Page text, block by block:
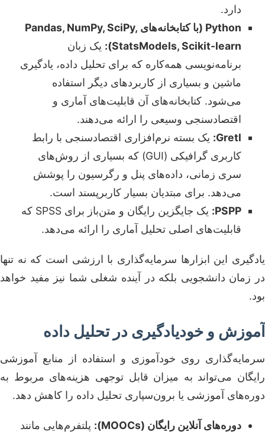
دارد.
Python (با کتابخانه‌های Pandas, NumPy, SciPy,
StatsModels, Scikit-learn):
یک زبان
برنامه‌نویسی همه‌کاره که برای تحلیل داده، یادگیری
ماشین و بسیاری از کاربردهای دیگر استفاده
می‌شود. کتابخانه‌های آن قابلیت‌های آماری و
اقتصادسنجی وسیعی را ارائه می‌دهند.
Gretl: یک بسته نرم‌افزاری اقتصادسنجی با رابط
کاربری گرافیکی (GUI) که بسیاری از روش‌های
سری زمانی، داده‌های پنل و رگرسیون را پوشش
می‌دهد. برای مبتدیان بسیار کاربرپسند است.
PSPP:
یک جایگزین رایگان و متن‌باز برای SPSS که
قابلیت‌های اصلی تحلیل آماری را ارائه می‌دهد.
یادگیری این ابزارها سرمایه‌گذاری با ارزشی است که نه تنها
در زمان دانشجویی بلکه در آینده شغلی شما نیز مفید خواهد
بود.
آموزش و خودیادگیری در تحلیل داده
سرمایه‌گذاری روی خودآموزی و استفاده از منابع آموزشی
رایگان می‌تواند به میزان قابل توجهی هزینه‌های مربوط به
دوره‌های آموزشی یا برون‌سپاری تحلیل داده را کاهش دهد.
دوره‌های آنلاین رایگان (MOOCs):
پلتفرم‌هایی مانند